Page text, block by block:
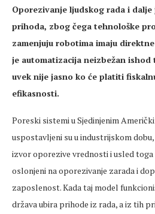
Oporezivanje ljudskog rada i
prihoda, zbog čega tehnološke
zamenjuju robotima imaju
je automatizacija neizbežan
uvek nije jasno ko će platiti
efikasnosti.
Poreski sistemi u Sjedinjenim
uspostavljeni su u industrijskom
izvor oporezive vrednosti i usled toga
oslonjeni na oporezivanje zarada i
zaposlenost. Kada taj model
država ubira prihode iz rada, a iz tih